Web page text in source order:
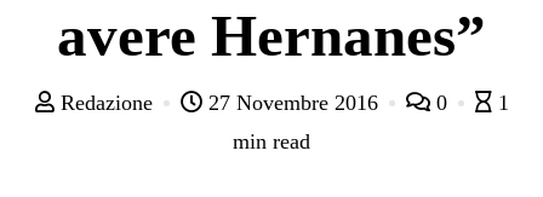
avere Hernanes”
Redazione 27 Novembre 2016 0
1
min read